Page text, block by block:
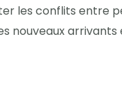
les conflits entre
nouveaux